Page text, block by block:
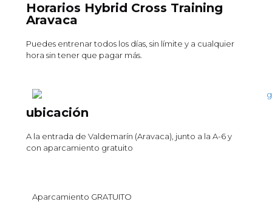
Horarios Hybrid Cross Training
Aravaca
Puedes entrenar todos los días, sin límite y a cualquier
hora sin tener que pagar más.
ubicación
A la entrada de Valdemarín (Aravaca), junto a la A-6 y
con aparcamiento gratuito
Aparcamiento GRATUITO